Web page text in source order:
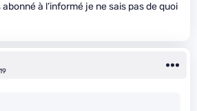
abonné à l’informé je ne sais pas de quoi